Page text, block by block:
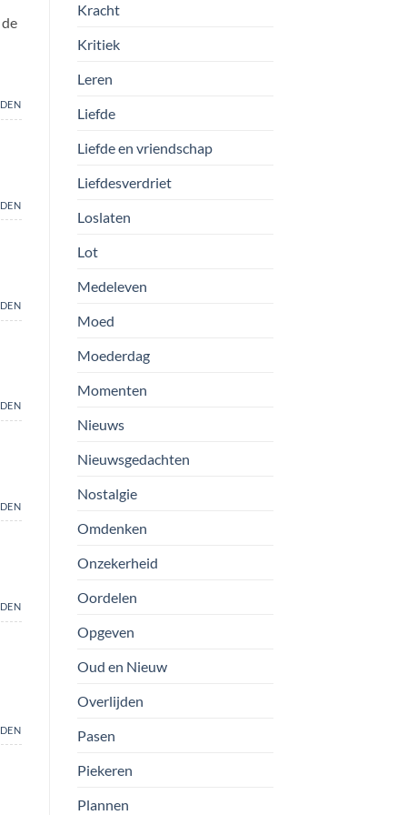
Kracht
Kritiek
Leren
Liefde
Liefde en vriendschap
Liefdesverdriet
Loslaten
Lot
Medeleven
Moed
Moederdag
Momenten
Nieuws
Nieuwsgedachten
Nostalgie
Omdenken
Onzekerheid
Oordelen
Opgeven
Oud en Nieuw
Overlijden
Pasen
Piekeren
Plannen